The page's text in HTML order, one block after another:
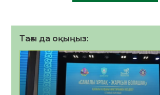
Тағы да оқыңыз: